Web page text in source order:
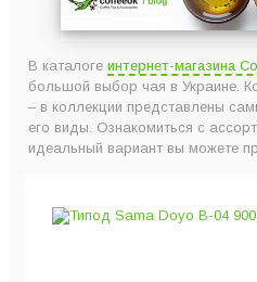
В каталоге интернет-магазина
большой выбор чая в Украине.
– в коллекции представлены
его виды. Ознакомиться с
идеальный вариант вы можете